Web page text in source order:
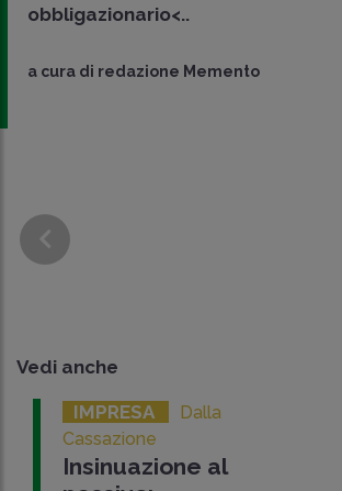
obbligazionario<..
a cura di redazione Memento
Vedi anche
IMPRESA
Dalla
Cassazione
Insinuazione al